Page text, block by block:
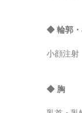
◆ 輪郭・
小顔注射
◆ 胸